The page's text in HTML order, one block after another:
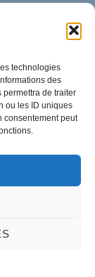
technologies
des
de traiter
ou les ID uniques
consentement peut